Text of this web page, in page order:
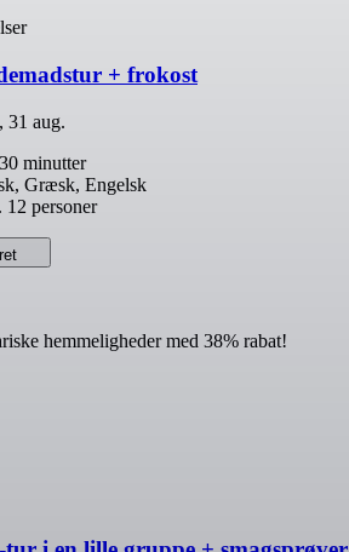
+ frokost
31 aug.
minutter
Græsk, Engelsk
12 personer
hemmeligheder med 38% rabat!